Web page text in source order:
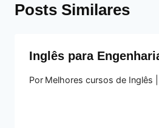
Posts Similares
Inglês para
Por Melhores cursos de Inglês